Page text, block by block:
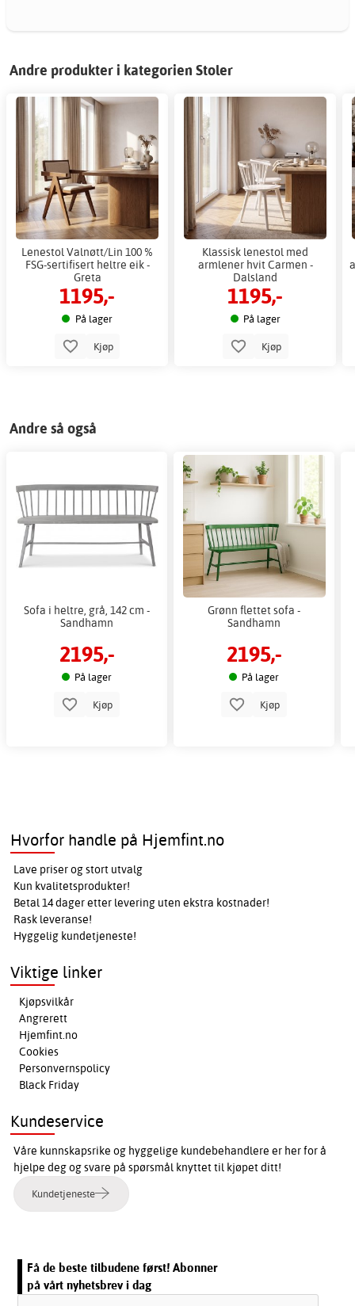
Andre produkter i kategorien Stoler
Lenestol Valnøtt/Lin 100 %
FSG-sertifisert heltre eik -
Greta
1195,-
På lager
Kjøp
Klassisk lenestol med
armlener hvit Carmen -
Dalsland
1195,-
På lager
Kjøp
Andre så også
Sofa i heltre, grå, 142 cm -
Sandhamn
2195,-
På lager
Kjøp
Grønn flettet sofa -
Sandhamn
2195,-
På lager
Kjøp
Hvorfor handle på Hjemfint.no
Lave priser og stort utvalg
Kun kvalitetsprodukter!
Betal 14 dager etter levering uten ekstra kostnader!
Rask leveranse!
Hyggelig kundetjeneste!
Viktige linker
Kjøpsvilkår
Angrerett
Hjemfint.no
Cookies
Personvernspolicy
Black Friday
Kundeservice
Våre kunnskapsrike og hyggelige kundebehandlere er her for å
hjelpe deg og svare på spørsmål knyttet til kjøpet ditt!
Kundetjeneste
Få de beste tilbudene først! Abonner
på vårt nyhetsbrev i dag